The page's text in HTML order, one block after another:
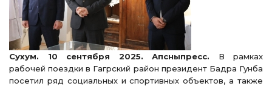
Сухум. 10 сентября 2025. Апсныпресс. В рамках
рабочей поездки в Гагрский район президент Бадра Гунба
посетил ряд социальных и спортивных объектов, а также